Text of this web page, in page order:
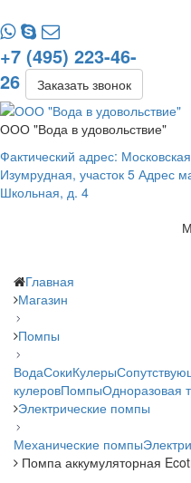
+7 (495) 223-46-
26
Заказать звонок
ООО "Вода в удовольствие"
Фактический адрес:
Изумрудная, участок 5 Адрес
Школьная, д. 4
Главная
Магазин
Помпы
ВодаСокиКулеры
кулеровПомпыОдноразовая
Электрические помпы
Механические помпы
Помпа аккумуляторная